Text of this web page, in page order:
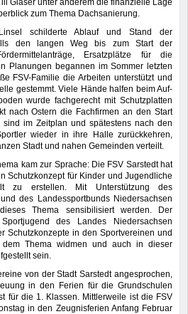
Glaser unter anderem die finanzielle Lage
zum Thema Dachsanierung.
schilderte Ablauf und Stand der
den langen Weg bis zum Start der
Ersatzplätze für die
Planungen begannen im Sommer letzten
FSV-Familie die Arbeiten unterstützt und
gestemmt. Viele Hände halfen beim Auf-
wurde fachgerecht mit Schutzplatten
nach Ostern die Fachfirmen an den Start
im Zeitplan und spätestens nach den
wieder in ihre Halle zurückkehren,
Stadt und nahen Gemeinden verteilt.
kam zur Sprache: Die FSV Sarstedt hat
Schutzkonzept für Kinder und Jugendliche
zu erstellen. Mit Unterstützung des
des Landessportbunds Niedersachsen
Thema sensibilisiert werden. Der
des Landes Niedersachsen
Schutzkonzepte in den Sportvereinen und
Thema widmen und auch in dieser
sein.
von der Stadt Sarstedt angesprochen,
in den Ferien für die Grundschulen
für die 1. Klassen. Mittlerweile ist die FSV
in den Zeugnisferien Anfang Februar